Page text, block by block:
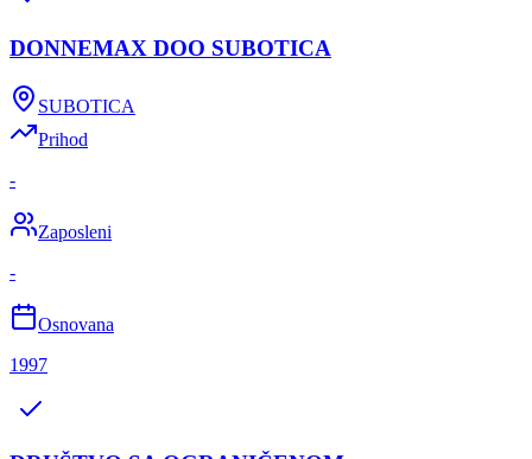
DONNEMAX DOO SUBOTICA
SUBOTICA
Prihod
-
Zaposleni
-
Osnovana
1997